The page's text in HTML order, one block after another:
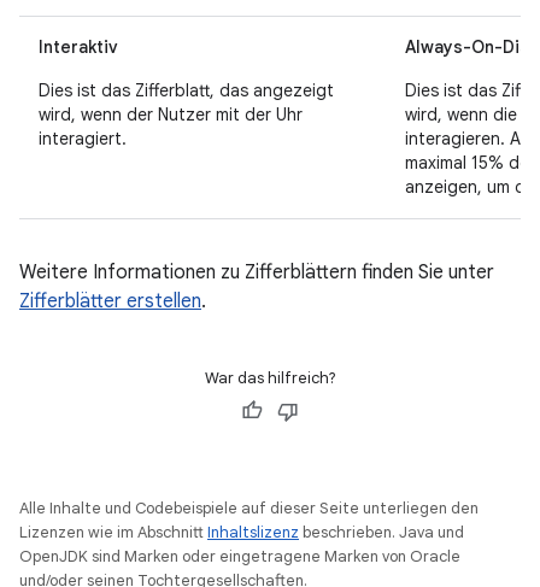
Interaktiv
Dies ist das Zifferblatt, das angezeigt
wird, wenn der Nutzer mit der Uhr
interagiert.
Always-On-
Dies ist das
wird, wenn die
interagieren.
maximal 15%
anzeigen, um
Weitere Informationen zu Zifferblättern finden Sie unter
Zifferblätter erstellen.
War das hilfreich?
Alle Inhalte und Codebeispiele auf dieser Seite unterliegen den
Lizenzen wie im AbschnittInhaltslizenz beschrieben. Java und
OpenJDK sind Marken oder eingetragene Marken von Oracle
und/oder seinen Tochtergesellschaften.